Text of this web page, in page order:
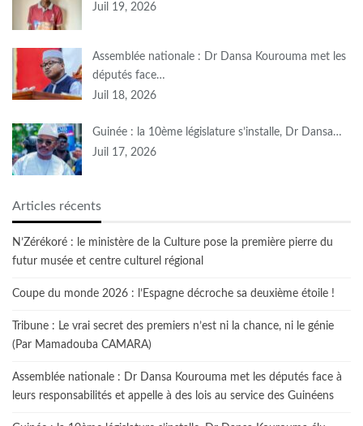
Juil 19, 2026
Assemblée nationale : Dr Dansa Kourouma met les
députés face…
Juil 18, 2026
Guinée : la 10ème législature s’installe, Dr Dansa…
Juil 17, 2026
Articles récents
N’Zérékoré : le ministère de la Culture pose la première pierre du
futur musée et centre culturel régional
Coupe du monde 2026 : l’Espagne décroche sa deuxième étoile !
Tribune : Le vrai secret des premiers n’est ni la chance, ni le génie
(Par Mamadouba CAMARA)
Assemblée nationale : Dr Dansa Kourouma met les députés face à
leurs responsabilités et appelle à des lois au service des Guinéens